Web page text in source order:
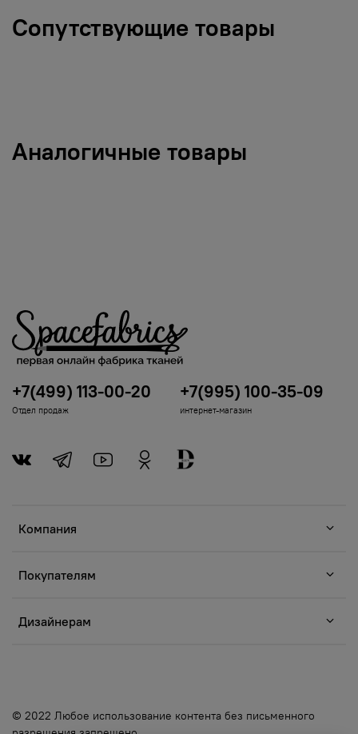
Сопутствующие товары
Аналогичные товары
Компания
Покупателям
Дизайнерам
+7(499) 113-00-20
Отдел продаж
+7(995) 100-35-09
интернет-магазин
© 2022 Любое использование контента без письменного